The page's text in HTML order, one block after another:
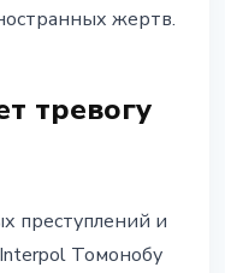
жертв.
тревогу
преступлений и
Томонобу